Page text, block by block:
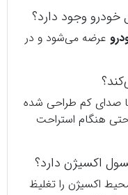
خودرو وجود دارد؟
عرضه می‌شود و در
صدای کم طراحی شده
حتی هنگام استراحت
اکسیژن دارد؟
اکسیژن را تغلیظ